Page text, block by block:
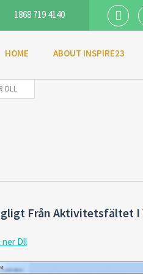
1868 719 4140
HOME ABOUT INSPIRE23
DLL
Från Aktivitetsfältet I
ner Dll